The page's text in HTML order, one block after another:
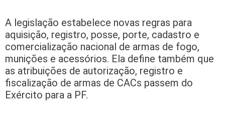
A legislação estabelece novas regras para
aquisição, registro, posse, porte, cadastro e
comercialização nacional de armas de fogo,
munições e acessórios. Ela define também que
as atribuições de autorização, registro e
fiscalização de armas de CACs passem do
Exército para a PF.